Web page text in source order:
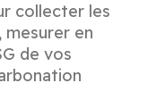
collecter les
en
de vos